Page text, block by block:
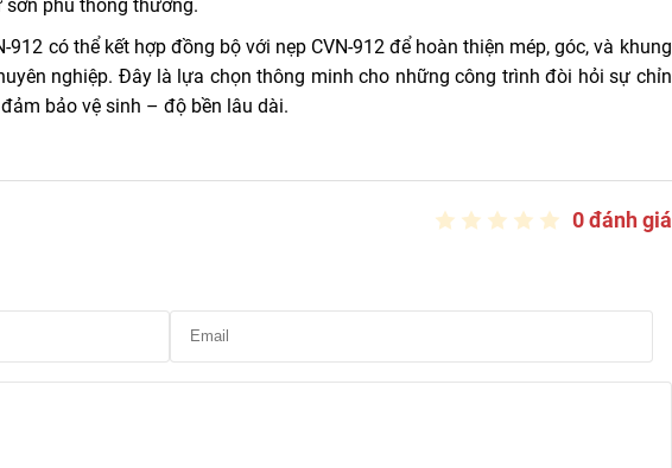
phủ thông thường.
có thể kết hợp đồng bộ với nẹp CVN-912 để hoàn thiện mép, góc, và khung
nghiệp. Đây là lựa chọn thông minh cho những công trình đòi hỏi sự chỉn
bảo vệ sinh – độ bền lâu dài.
0 đánh giá